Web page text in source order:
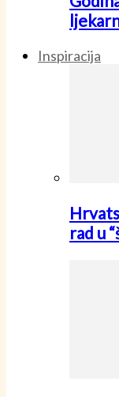
Inspiracija
rad u